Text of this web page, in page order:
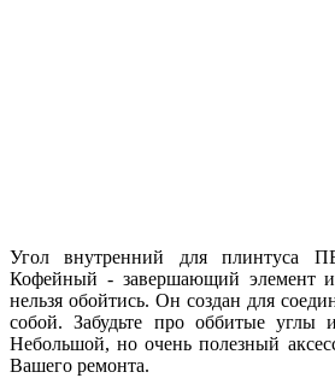
Угол внутренний для плинтуса
Кофейный - завершающий элемент
нельзя обойтись. Он создан для
собой. Забудьте про оббитые углы
Небольшой, но очень полезный
Вашего ремонта.